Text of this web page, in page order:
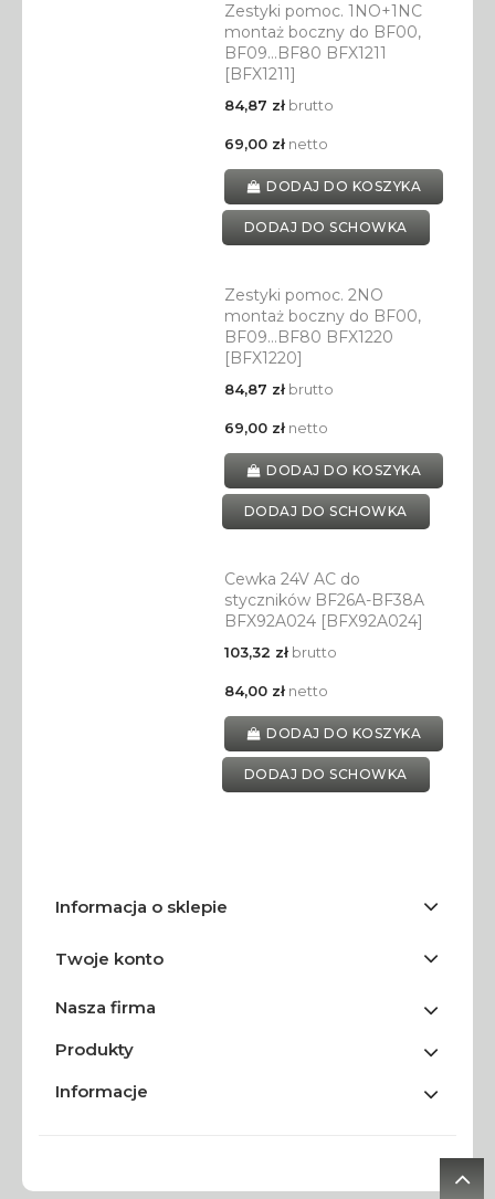
Zestyki pomoc. 1NO+1NC
montaż boczny do BF00,
BF09…BF80 BFX1211
[BFX1211]
84,87 złbrutto
69,00 złnetto
DODAJ DO KOSZYKA
DODAJ DO SCHOWKA
Zestyki pomoc. 2NO
montaż boczny do BF00,
BF09…BF80 BFX1220
[BFX1220]
84,87 złbrutto
69,00 złnetto
DODAJ DO KOSZYKA
DODAJ DO SCHOWKA
Cewka 24V AC do
styczników BF26A-BF38A
BFX92A024 [BFX92A024]
103,32 złbrutto
84,00 złnetto
DODAJ DO KOSZYKA
DODAJ DO SCHOWKA
Informacja o sklepie
Twoje konto
Nasza firma
Produkty
Informacje